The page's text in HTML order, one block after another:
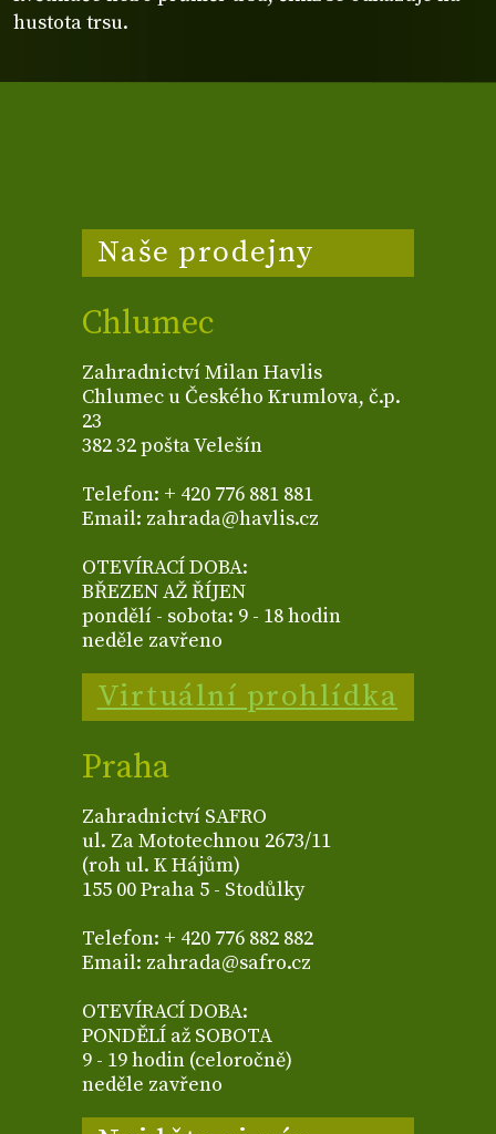
hustota trsu.
Naše prodejny
Chlumec
Zahradnictví Milan Havlis
Chlumec u Českého Krumlova, č.p.
23
382 32 pošta Velešín
Telefon: + 420 776 881 881
Email: zahrada@havlis.cz
OTEVÍRACÍ DOBA:
BŘEZEN AŽ ŘÍJEN
pondělí - sobota: 9 - 18 hodin
neděle zavřeno
Virtuální prohlídka
Praha
Zahradnictví SAFRO
ul. Za Mototechnou 2673/11
(roh ul. K Hájům)
155 00 Praha 5 - Stodůlky
Telefon: + 420 776 882 882
Email: zahrada@safro.cz
OTEVÍRACÍ DOBA:
PONDĚLÍ až SOBOTA
9 - 19 hodin (celoročně)
neděle zavřeno